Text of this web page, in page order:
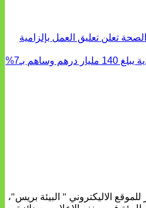
تعلن تعليق العمل بإلزامية
معاملات الصناعة التقليدية يبلغ 140 مليار درهم وساهم بـ7%
الاليكتروني " البيئة بريس"،